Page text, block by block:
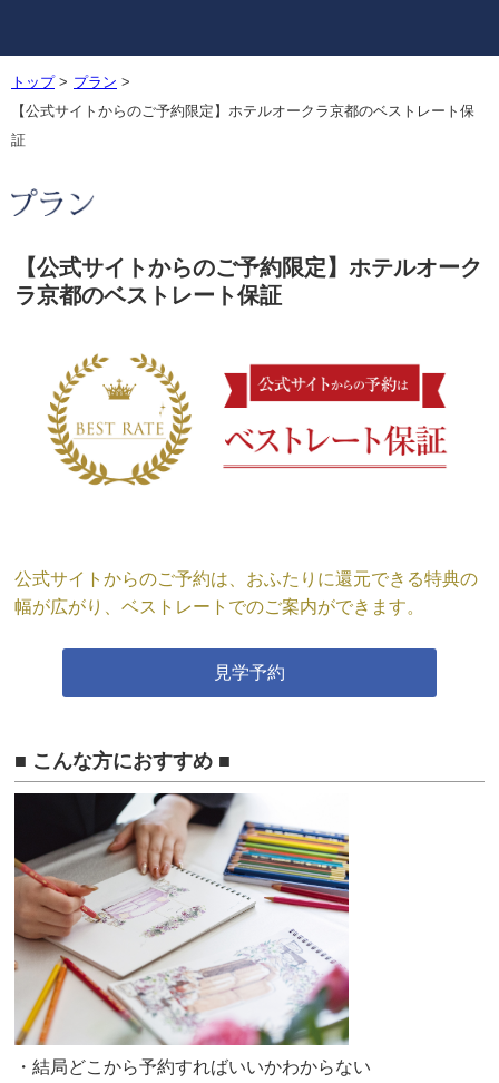
トップ> プラン >
【公式サイトからのご予約限定】ホテルオークラ京都のベストレート保
証
【公式サイトからのご予約限定】ホテルオーク
ラ京都のベストレート保証
公式サイトからのご予約は、おふたりに還元できる特典の
幅が広がり、ベストレートでのご案内ができます。
見学予約
■ こんな方におすすめ ■
・結局どこから予約すればいいかわからない